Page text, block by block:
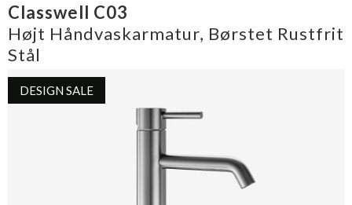
Classwell C03
Højt Håndvaskarmatur, Børstet Rustfrit
Stål
DESIGN SALE